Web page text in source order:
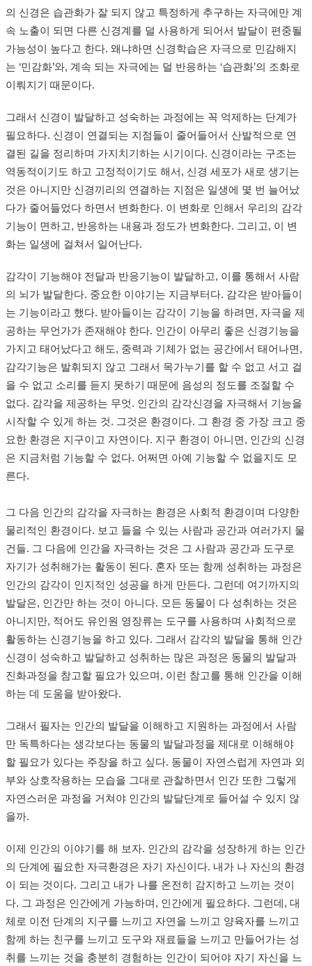
의 신경은 습관화가 잘 되지 않고 특정하게 추구하는 자극에만 계
속 노출이 되면 다른 신경계를 덜 사용하게 되어서 발달이 편중될
가능성이 높다고 한다. 왜냐하면 신경학습은 자극으로 민감해지
는 ‘민감화’와, 계속 되는 자극에는 덜 반응하는 ‘습관화’의 조화로
이뤄지기 때문이다.
그래서 신경이 발달하고 성숙하는 과정에는 꼭 억제하는 단계가
필요하다. 신경이 연결되는 지점들이 줄어들어서 산발적으로 연
결된 길을 정리하며 가지치기하는 시기이다. 신경이라는 구조는
역동적이기도 하고 고정적이기도 해서, 신경 세포가 새로 생기는
것은 아니지만 신경끼리의 연결하는 지점은 일생에 몇 번 늘어났
다가 줄어들었다 하면서 변화한다. 이 변화로 인해서 우리의 감각
기능이 면하고, 반응하는 내용과 정도가 변화한다. 그리고, 이 변
화는 일생에 걸쳐서 일어난다.
감각이 기능해야 전달과 반응기능이 발달하고, 이를 통해서 사람
의 뇌가 발달한다. 중요한 이야기는 지금부터다. 감각은 받아들이
는 기능이라고 했다. 받아들이는 감각이 기능을 하려면, 자극을 제
공하는 무언가가 존재해야 한다. 인간이 아무리 좋은 신경기능을
가지고 태어났다고 해도, 중력과 기체가 없는 공간에서 태어나면,
감각기능은 발휘되지 않고 그래서 목가누기를 할 수 없고 서고 걸
을 수 없고 소리를 듣지 못하기 때문에 음성의 정도를 조절할 수
없다. 감각을 제공하는 무엇. 인간의 감각신경을 자극해서 기능을
시작할 수 있게 하는 것. 그것은 환경이다. 그 환경 중 가장 크고 중
요한 환경은 지구이고 자연이다. 지구 환경이 아니면, 인간의 신경
은 지금처럼 기능할 수 없다. 어쩌면 아예 기능할 수 없을지도 모
른다.
그 다음 인간의 감각을 자극하는 환경은 사회적 환경이며 다양한
물리적인 환경이다. 보고 들을 수 있는 사람과 공간과 여러가지 물
건들. 그 다음에 인간을 자극하는 것은 그 사람과 공간과 도구로
자기가 성취해가는 활동이 된다. 혼자 또는 함께 성취하는 과정은
인간의 감각이 인지적인 성공을 하게 만든다. 그런데 여기까지의
발달은, 인간만 하는 것이 아니다. 모든 동물이 다 성취하는 것은
아니지만, 적어도 유인원 영장류는 도구를 사용하며 사회적으로
활동하는 신경기능을 하고 있다. 그래서 감각의 발달을 통해 인간
신경이 성숙하고 발달하고 성취하는 많은 과정은 동물의 발달과
진화과정을 참고할 필요가 있으며, 이런 참고를 통해 인간을 이해
하는 데 도움을 받아왔다.
그래서 필자는 인간의 발달을 이해하고 지원하는 과정에서 사람
만 독특하다는 생각보다는 동물의 발달과정을 제대로 이해해야
할 필요가 있다는 주장을 하고 싶다. 동물이 자연스럽게 자연과 외
부와 상호작용하는 모습을 그대로 관찰하면서 인간 또한 그렇게
자연스러운 과정을 거쳐야 인간의 발달단계로 들어설 수 있지 않
을까.
이제 인간의 이야기를 해 보자. 인간의 감각을 성장하게 하는 인간
의 단계에 필요한 자극환경은 자기 자신이다. 내가 나 자신의 환경
이 되는 것이다. 그리고 내가 나를 온전히 감지하고 느끼는 것이
다. 그 과정은 인간에게 가능하며, 인간에게 필요하다. 그런데, 대
체로 이전 단계의 지구를 느끼고 자연을 느끼고 양육자를 느끼고
함께 하는 친구를 느끼고 도구와 재료들을 느끼고 만들어가는 성
취를 느끼는 것을 충분히 경험하는 인간이 되어야 자기 자신을 느